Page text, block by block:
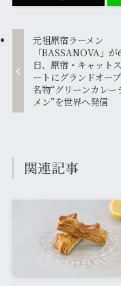
元祖原宿ラーメン
「BASSANOVA」が
日、原宿・キャット
ートにグランドオー
名物“グリーンカレー
メン”を世界へ発信
関連記事